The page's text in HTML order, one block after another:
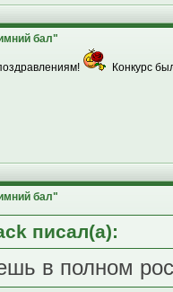
бал"
Конкурс
бал"
писал(а):
в полном